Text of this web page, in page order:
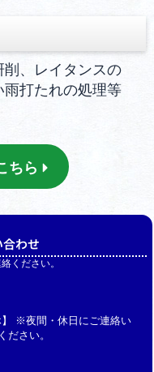
、レイタンスの
打たれの処理等
ちら
わせ
ください。
※夜間・休日にご連絡い
ださい。